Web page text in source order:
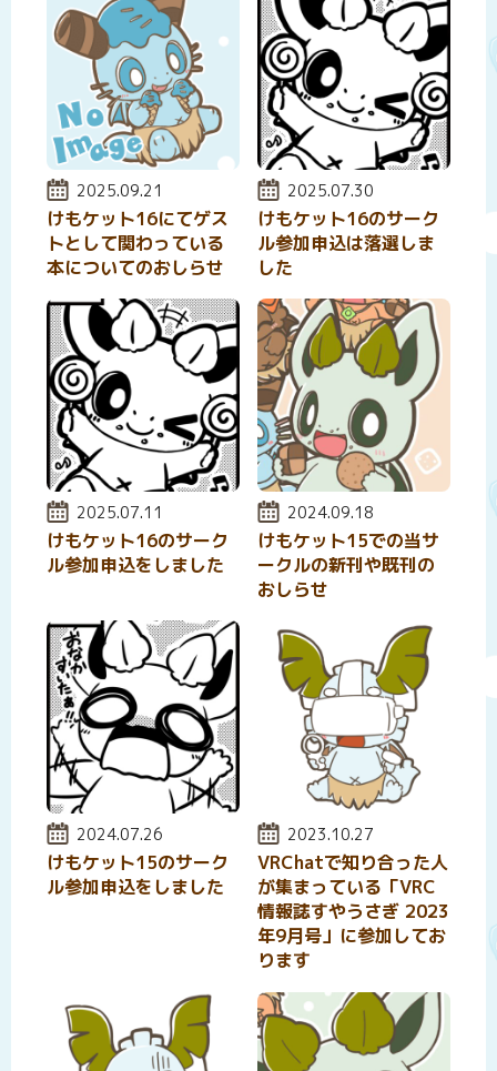
投稿日:
2025.09.21
けもケット16にてゲス
トとして関わっている
本についてのおしらせ
投稿日:
2025.07.30
けもケット16のサーク
ル参加申込は落選しま
した
投稿日:
2025.07.11
けもケット16のサーク
ル参加申込をしました
投稿日:
2024.09.18
けもケット15での当サ
ークルの新刊や既刊の
おしらせ
投稿日:
2024.07.26
けもケット15のサーク
ル参加申込をしました
投稿日:
2023.10.27
VRChatで知り合った人
が集まっている「VRC
情報誌すやうさぎ 2023
年9月号」に参加してお
ります